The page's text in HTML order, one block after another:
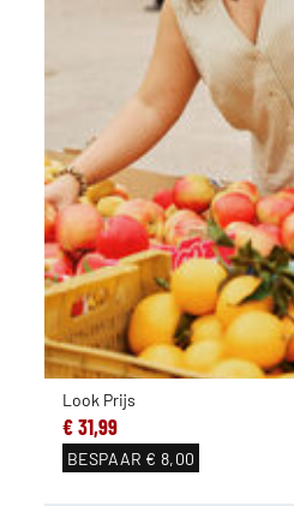
Look Prijs
€ 31,99
BESPAAR € 8,00